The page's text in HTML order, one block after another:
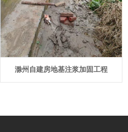
滁州自建房地基注浆加固工程